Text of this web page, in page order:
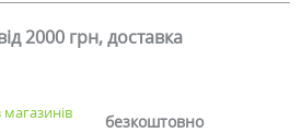
2000 грн, доставка
безкоштовно